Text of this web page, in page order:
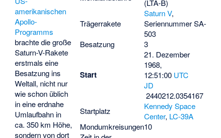
(LTA-B)
Trägerrakete
Saturn V,
Seriennummer SA-
503
Besatzung
3
Start
21. Dezember
1968,
12:51:00 UTC
JD
2440212.0354167
Startplatz
Kennedy Space
Center, LC-39A
Mondumkreisungen10
amerikanischen
Apollo-
Programms
brachte die große
Saturn-V-Rakete
erstmals eine
Besatzung ins
Weltall, nicht nur
wie schon üblich
in eine erdnahe
Umlaufbahn in
ca. 350 km Höhe,
sondern von dort